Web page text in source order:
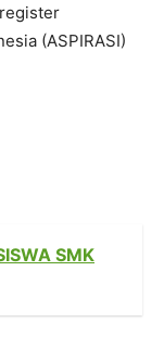
(ASPIRASI)
SMK